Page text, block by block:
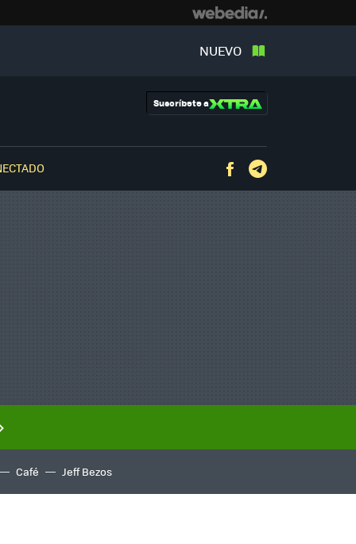
NUEVO
Suscríbete a
Facebook
Café Jeff Bezos